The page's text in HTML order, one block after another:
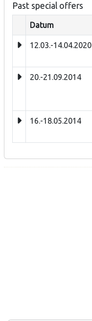
Past special offers
Datum
12.03.-14.04.2020
20.-21.09.2014
16.-18.05.2014